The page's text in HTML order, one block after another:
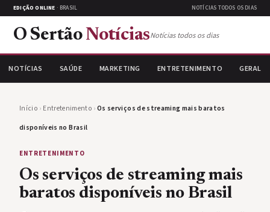
EDIÇÃO ONLINE · BRASIL NOTÍCIAS TODOS OS DIAS
O Sertão NotíciasNotícias todos os dias
NOTÍCIAS SAÚDE MARKETING ENTRETENIMENTO GERAL
Início › Entretenimento ›Os serviços de streaming mais baratos
disponíveis no Brasil
ENTRETENIMENTO
Os serviços de streaming mais
baratos disponíveis no Brasil